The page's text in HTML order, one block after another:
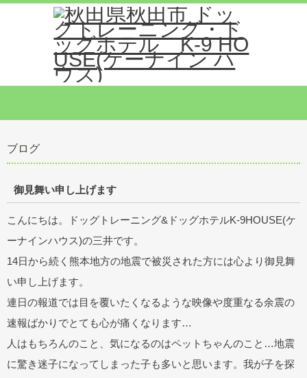
ブログ
御見舞い申し上げます
こんにちは。ドッグトレーニング&ドッグホテルK-9HOUSE(ケ
ーナインハウス)の三井です。
14日から続く熊本地方の地震で被災された方には心より御見舞
い申し上げます。
連日の報道では目を覆いたくなるような映像や度重なる余震の
速報ばかりでとても心が痛くなります…
人はもちろんのこと、気になるのはペットちゃんのこと…地震
に驚き迷子になってしまった子も多いと思います。我が子を探